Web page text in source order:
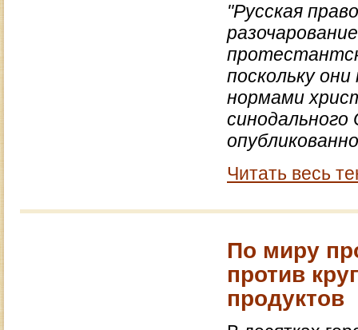
"Русская
поскольку
нормами
Читать весь
По миру
против
продуктов